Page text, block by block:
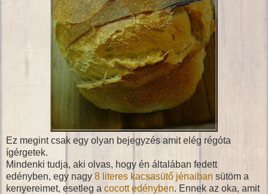
Ez megint csak egy olyan bejegyzés amit elég régóta
ígérgetek.
Mindenki tudja, aki olvas, hogy én általában fedett
edényben, egy nagy 8 literes kacsasütő jénaiban sütöm a
kenyereimet, esetleg a cocott edényben. Ennek az oka, amit